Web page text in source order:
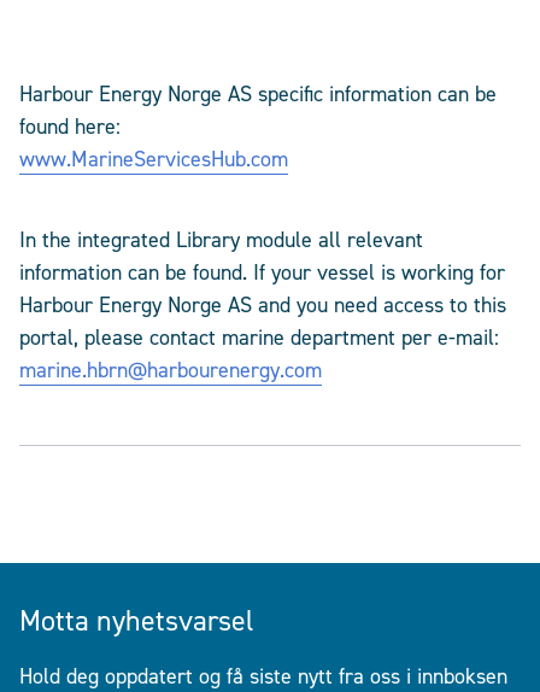
Harbour Energy Norge AS specific information can be
found here:
www.MarineServicesHub.com
In the integrated Library module all relevant
information can be found. If your vessel is working for
Harbour Energy Norge AS and you need access to this
portal, please contact marine department per e-mail:
marine.hbrn@harbourenergy.com
Motta nyhetsvarsel
Hold deg oppdatert og få siste nytt fra oss i innboksen